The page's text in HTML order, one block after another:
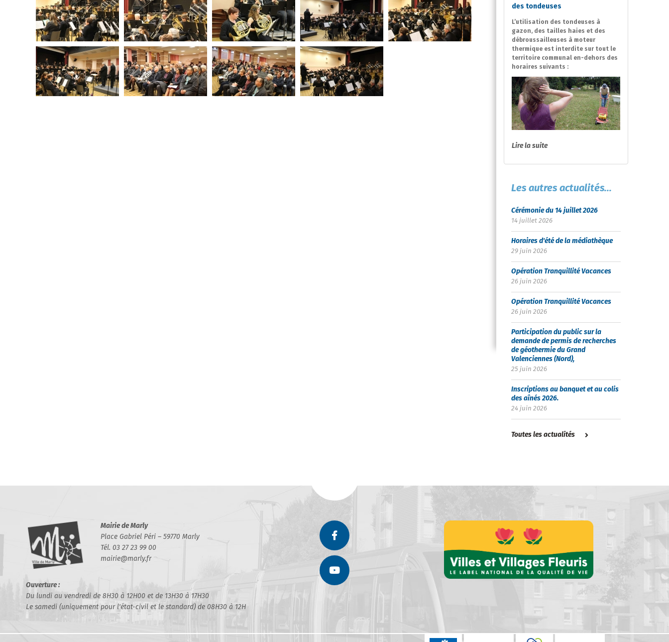
des tondeuses
L’utilisation des tondeuses à
gazon, des tailles haies et des
débroussailleuses à moteur
thermique est interdite sur tout le
territoire communal en-dehors des
horaires suivants :
Lire la suite
Les autres actualités...
Cérémonie du 14 juillet 2026
14 juillet 2026
Horaires d'été de la médiathèque
29 juin 2026
Opération Tranquillité Vacances
26 juin 2026
Opération Tranquillité Vacances
26 juin 2026
Participation du public sur la
demande de permis de recherches
de géothermie du Grand
Valenciennes (Nord),
25 juin 2026
Inscriptions au banquet et au colis
des aînés 2026.
24 juin 2026
Toutes les actualités
Mairie de Marly
Place Gabriel Péri – 59770 Marly
Tél. 03 27 23 99 00
mairie@marly.fr
Ouverture :
Du lundi au vendredi de 8H30 à 12H00 et de 13H30 à 17H30
Le samedi (uniquement pour l'état-civil et le standard) de 08H30 à 12H